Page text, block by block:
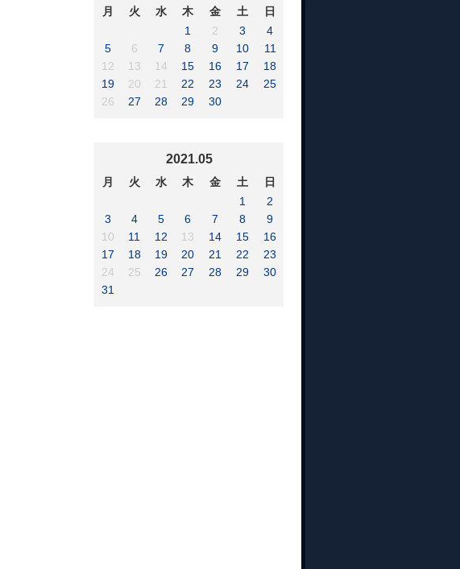
月 火 水 木 金 土
日
1
2 3
4
5
6 7 8 9 10
11
12
13 14 15 16 17
18
19
20 21 22 23 24
25
26
27 28 29 30
2021.05
月 火 水 木 金 土
日
1
2
3
4 5 6 7 8
9
10
11 12 13 14 15
16
17
18 19 20 21 22
23
24
25 26 27 28 29
30
31